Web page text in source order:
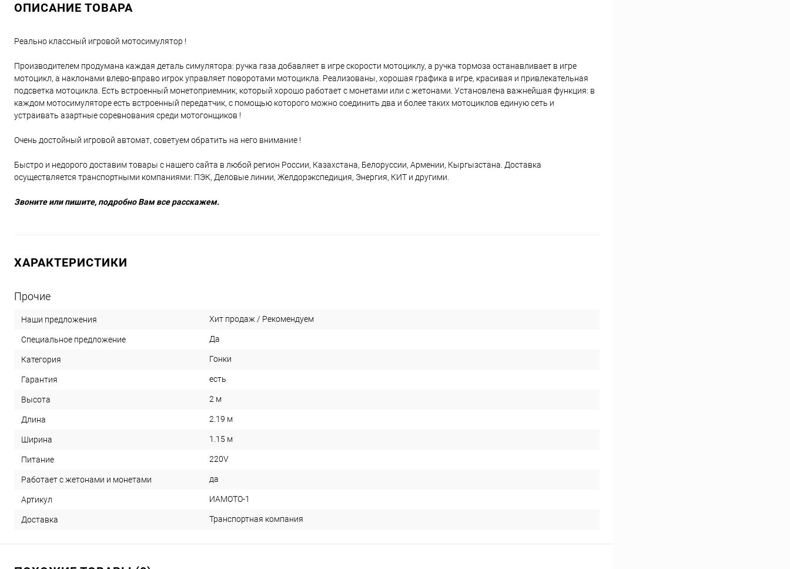
ОПИСАНИЕ ТОВАРА
Реально классный игровой мотосимулятор !
Производителем продумана каждая деталь симулятора: ручка газа добавляет в игре скорости мотоциклу, а ручка тормоза останавливает в игре
мотоцикл, а наклонами влево-вправо игрок управляет поворотами мотоцикла. Реализованы, хорошая графика в игре, красивая и привлекательная
подсветка мотоцикла. Есть встроенный монетоприемник, который хорошо работает с монетами или с жетонами. Установлена важнейшая функция: в
каждом мотосимуляторе есть встроенный передатчик, с помощью которого можно соединить два и более таких мотоциклов единую сеть и
устраивать азартные соревнования среди мотогонщиков !
Очень достойный игровой автомат, советуем обратить на него внимание !
Быстро и недорого доставим товары с нашего сайта в любой регион России, Казахстана, Белоруссии, Армении, Кыргызстана. Доставка
осуществляется транспортными компаниями: ПЭК, Деловые линии, Желдорэкспедиция, Энергия, КИТ и другими.
Звоните или пишите, подробно Вам все расскажем.
ХАРАКТЕРИСТИКИ
Прочие
Наши предложения Хит продаж / Рекомендуем
Специальное предложение Да
Категория Гонки
Гарантия есть
Высота 2 м
Длина 2.19 м
Ширина 1.15 м
Питание 220V
Работает с жетонами и монетами да
Артикул ИАМОТО-1
Доставка Транспортная компания